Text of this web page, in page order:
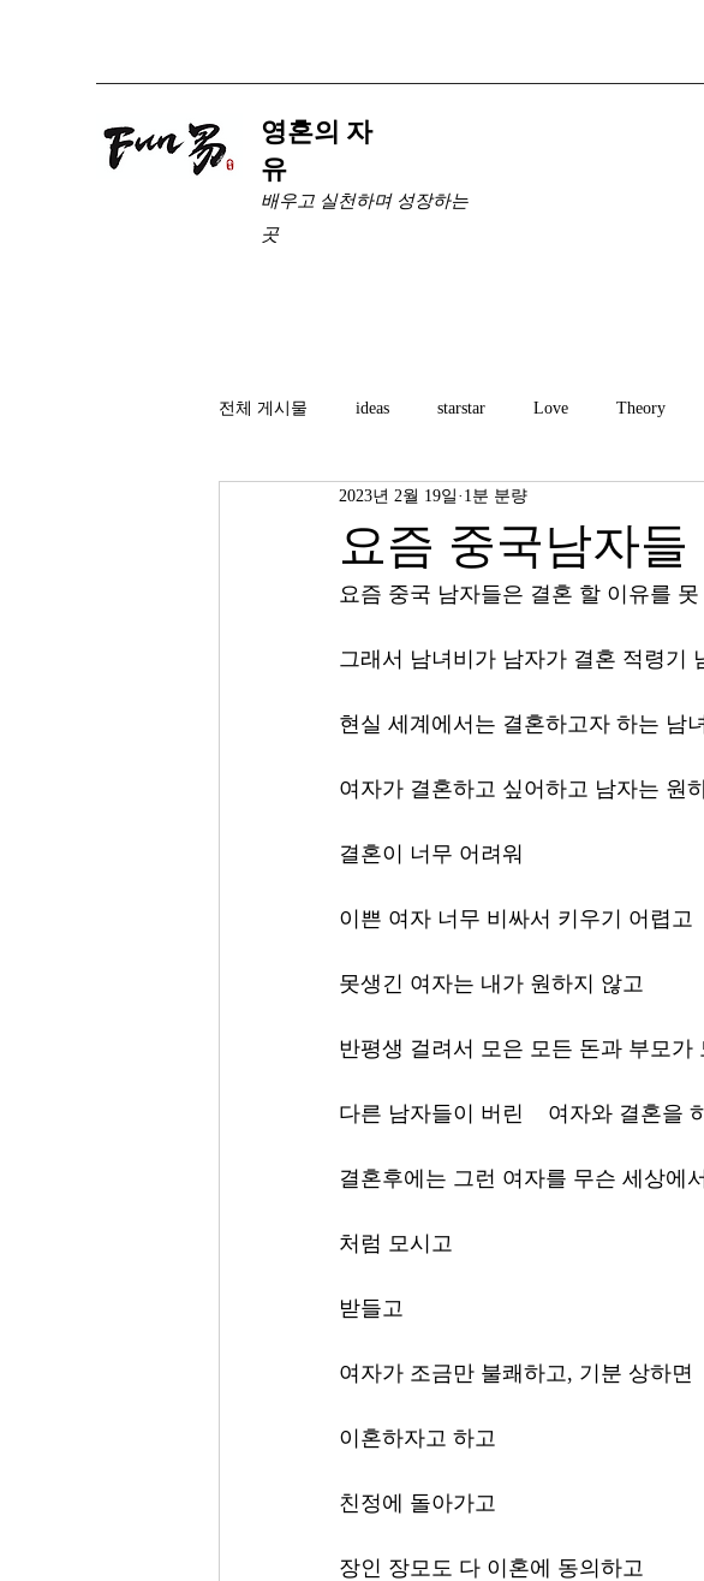
​영혼의 자
유
배우고 실천하며 성장하는
곳
전체 게시물 ideas starstar Love Theory
요즘 중국남자들
2023년 2월 19일 1분 분량
요즘 중국 남자들은 결혼 할 이유를
그래서 남녀비가 남자가 결혼 적령기
현실 세계에서는 결혼하고자 하는 남
여자가 결혼하고 싶어하고 남자는 원
결혼이 너무 어려워
이쁜 여자 너무 비싸서 키우기 어렵고
못생긴 여자는 내가 원하지 않고
반평생 걸려서 모은 모든 돈과 부모가
다른 남자들이 버린    여자와 결혼을
결혼후에는 그런 여자를 무슨 세상에
처럼 모시고
받들고
여자가 조금만 불쾌하고, 기분 상하면
이혼하자고 하고
친정에 돌아가고
장인 장모도 다 이혼에 동의하고